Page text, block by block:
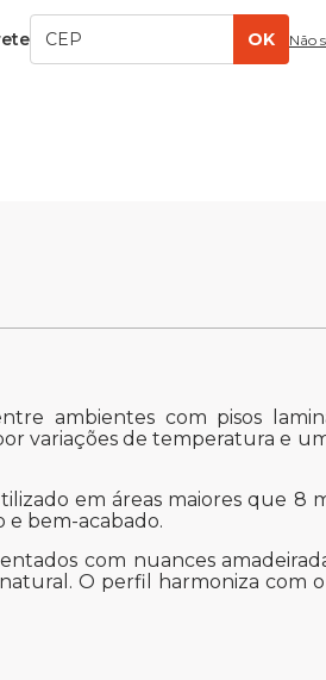
OK Não
ambientes com pisos
variações de temperatura e
em áreas maiores que 8
e bem-acabado.
com nuances
O perfil harmoniza com